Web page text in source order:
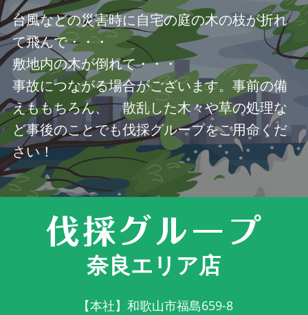
台風などの災害時に自宅の庭の木の枝が折れ
て飛んで・・・
敷地内の木が倒れて・・・
事故につながる場合がございます。事前の備
えももちろん、 散乱した木々や草の処理な
ど事後のことでも伐採グループをご用命くだ
さい！
奈良エリア店
【本社】和歌山市福島659-8